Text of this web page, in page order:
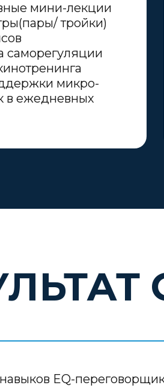
мини-лекции
тройки)
саморегуляции
микро-
в ежедневных
EQ-